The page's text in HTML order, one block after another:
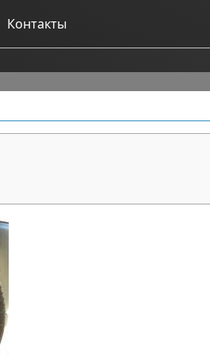
Контакты